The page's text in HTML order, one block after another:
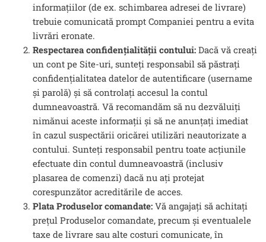
informațiilor (de ex. schimbarea adresei de livrare)
trebuie comunicată prompt Companiei pentru a evita
livrări eronate.
Respectarea confidențialității contului: Dacă vă creați
un cont pe Site-uri, sunteți responsabil să păstrați
confidențialitatea datelor de autentificare (username
și parolă) și să controlați accesul la contul
dumneavoastră. Vă recomandăm să nu dezvăluiți
nimănui aceste informații și să ne anunțați imediat
în cazul suspectării oricărei utilizări neautorizate a
contului. Sunteți responsabil pentru toate acțiunile
efectuate din contul dumneavoastră (inclusiv
plasarea de comenzi) dacă nu ați protejat
corespunzător acreditările de acces.
Plata Produselor comandate: Vă angajați să achitați
prețul Produselor comandate, precum și eventualele
taxe de livrare sau alte costuri comunicate, în